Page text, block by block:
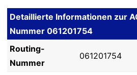
Detaillierte Informationen zur
Nummer 061201754
Routing-
Nummer
061201754